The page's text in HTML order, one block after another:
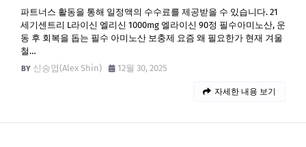
파트너스 활동을 통해 일정액의 수수료를 제공받을 수 있습니다. 21
세기센트리 L라이신 엘리신 1000mg 엘라이신 90정 필수아미노산, 운
동 후 회복을 돕는 필수 아미노산 보충제 요즘 왜 필요한가 현재 겨울
철…
신승엽(Alex Shin)
12월 30, 2025
자세한 내용 보기